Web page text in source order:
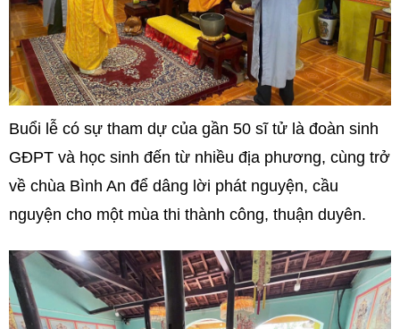
Buổi lễ có sự tham dự của gần 50 sĩ tử là đoàn sinh
GĐPT và học sinh đến từ nhiều địa phương, cùng trở
về chùa Bình An để dâng lời phát nguyện, cầu
nguyện cho một mùa thi thành công, thuận duyên.